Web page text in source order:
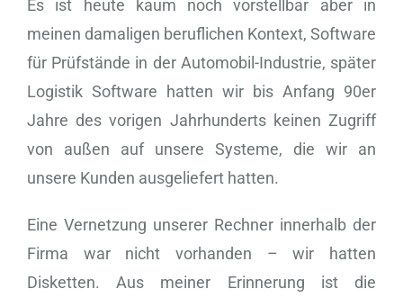
Es ist heute kaum noch vorstellbar aber in
meinen damaligen beruflichen Kontext, Software
für Prüfstände in der Automobil-Industrie, später
Logistik Software hatten wir bis Anfang 90er
Jahre des vorigen Jahrhunderts keinen Zugriff
von außen auf unsere Systeme, die wir an
unsere Kunden ausgeliefert hatten.
Eine Vernetzung unserer Rechner innerhalb der
Firma war nicht vorhanden – wir hatten
Disketten. Aus meiner Erinnerung ist die